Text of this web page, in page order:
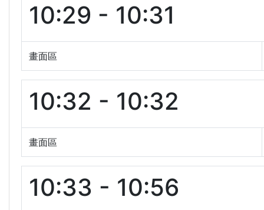
10:29 - 10:31
畫面區
10:32 - 10:32
畫面區
10:33 - 10:56